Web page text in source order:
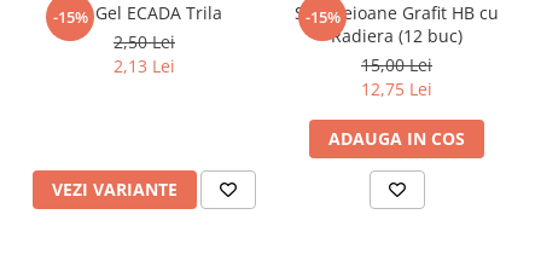
SF & Fantasy
Birotica & Papetarie
Adezivi si benzi adezive
-15%
Pix Gel ECADA Trila
2,50 Lei
2,13 Lei
VEZI VARIANTE
-15%
Set Creioane Grafit HB cu
Radiera (12 buc)
15,00 Lei
12,75 Lei
ADAUGA IN COS